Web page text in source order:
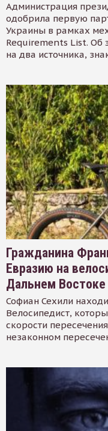
Администрация
одобрила первую
Украины в рамках
Requirements List. Об
на два источника,
Гражданина
Евразию на
Дальнем Востоке
Софиан Сехили
Велосипедист,
скорости
незаконном